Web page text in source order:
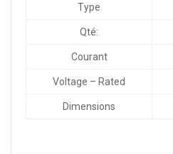
Type
Qté:
Courant
Voltage – Rated
Dimensions